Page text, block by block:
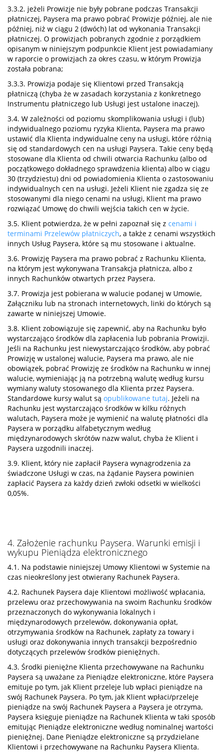
3.3.2. jeżeli Prowizje nie były pobrane podczas Transakcji
płatniczej, Paysera ma prawo pobrać Prowizje później, ale nie
później, niż w ciągu 2 (dwóch) lat od wykonania Transakcji
płatniczej. O prowizjach pobranych zgodnie z porządkiem
opisanym w niniejszym podpunkcie Klient jest powiadamiany
w raporcie o prowizjach za okres czasu, w którym Prowizja
została pobrana;
3.3.3. Prowizja podaje się Klientowi przed Transakcją
płatniczą (chyba że w zasadach korzystania z konkretnego
Instrumentu płatniczego lub Usługi jest ustalone inaczej).
3.4. W zależności od poziomu skomplikowania usługi i (lub)
indywidualnego poziomu ryzyka Klienta, Paysera ma prawo
ustawić dla Klienta indywidualne ceny na usługi, które różnią
się od standardowych cen na usługi Paysera. Takie ceny będą
stosowane dla Klienta od chwili otwarcia Rachunku (albo od
początkowego dokładnego sprawdzenia klienta) albo w ciągu
30 (trzydziestu) dni od powiadomienia Klienta o zastosowaniu
indywidualnych cen na usługi. Jeżeli Klient nie zgadza się ze
stosowanymi dla niego cenami na usługi, Klient ma prawo
rozwiązać Umowę do chwili wejścia takich cen w życie.
3.5. Klient potwierdza, że w pełni zapoznał się z cenami i
terminami Przelewów płatniczych, a także z cenami wszystkich
innych Usług Paysera, które są mu stosowane i aktualne.
3.6. Prowizję Paysera ma prawo pobrać z Rachunku Klienta,
na którym jest wykonywana Transakcja płatnicza, albo z
innych Rachunków otwartych przez Paysera.
3.7. Prowizja jest pobierana w walucie podanej w Umowie,
Załączniku lub na stronach internetowych, linki do których są
zawarte w niniejszej Umowie.
3.8. Klient zobowiązuje się zapewnić, aby na Rachunku było
wystarczająco środków dla zapłacenia lub pobrania Prowizji.
Jeśli na Rachunku jest niewystarczająco środków, aby pobrać
Prowizję w ustalonej walucie, Paysera ma prawo, ale nie
obowiązek, pobrać Prowizję ze środków na Rachunku w innej
walucie, wymieniając ją na potrzebną walutę według kursu
wymiany waluty stosowanego dla Klienta przez Paysera.
Standardowe kursy walut są opublikowane tutaj. Jeżeli na
Rachunku jest wystarczająco środków w kilku różnych
walutach, Paysera może je wymienić na walutę płatności dla
Paysera w porządku alfabetycznym według
międzynarodowych skrótów nazw walut, chyba że Klient i
Paysera uzgodnili inaczej.
3.9. Klient, który nie zapłacił Paysera wynagrodzenia za
świadczone Usługi w czas, na żądanie Paysera powinien
zapłacić Paysera za każdy dzień zwłoki odsetki w wielkości
0,05%.
4. Założenie rachunku Paysera. Warunki emisji i
wykupu Pieniądza elektronicznego
4.1. Na podstawie niniejszej Umowy Klientowi w Systemie na
czas nieokreślony jest otwierany Rachunek Paysera.
4.2. Rachunek Paysera daje Klientowi możliwość wpłacania,
przelewu oraz przechowywania na swoim Rachunku środków
przeznaczonych do wykonywania lokalnych i
międzynarodowych przelewów, dokonywania opłat,
otrzymywania środków na Rachunek, zapłaty za towary i
usługi oraz dokonywania innych transakcji bezpośrednio
dotyczących przelewów środków pieniężnych.
4.3. Środki pieniężne Klienta przechowywane na Rachunku
Paysera są uważane za Pieniądze elektroniczne, które Paysera
emituje po tym, jak Klient przeleje lub wpłaci pieniądze na
swój Rachunek Paysera. Po tym, jak Klient wpłaci/przeleje
pieniądze na swój Rachunek Paysera a Paysera je otrzyma,
Paysera księguje pieniądze na Rachunek Klienta w taki sposób
emitując Pieniądze elektroniczne według nominalnej wartości
pieniężnej. Dane Pieniądze elektroniczne są przydzielane
Klientowi i przechowywane na Rachunku Paysera Klienta.